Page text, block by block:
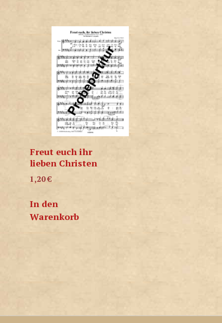
Freut euch ihr
lieben Christen
1,20€
In den
Warenkorb